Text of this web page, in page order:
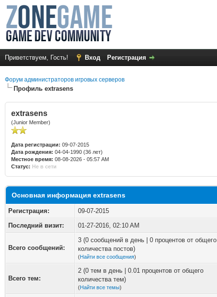
Приветствуем, Гость! Вход Регистрация
Форум администраторов игровых серверов
Профиль extrasens
extrasens
(Junior Member)
Дата регистрации: 09-07-2015
Дата рождения: 04-04-1990 (36 лет)
Местное время: 08-08-2026 - 05:57 AM
Статус: Не в сети
Основная информация extrasens
Регистрация:
09-07-2015
Последний визит:
01-27-2016, 02:10 AM
Всего сообщений:
3 (0 сообщений в день | 0 процентов от общего
количества постов)
(Найти все сообщения)
Всего тем:
2 (0 тем в день | 0.01 процентов от общего
количества тем)
(Найти все темы)